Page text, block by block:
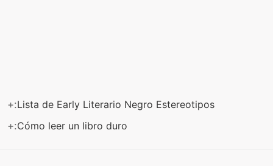
+:Lista de Early Literario Negro Estereotipos
+:Cómo leer un libro duro